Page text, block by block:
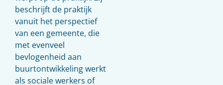
beschrijft de praktijk
vanuit het perspectief
van een gemeente, die
met evenveel
bevlogenheid aan
buurtontwikkeling werkt
als sociale werkers of